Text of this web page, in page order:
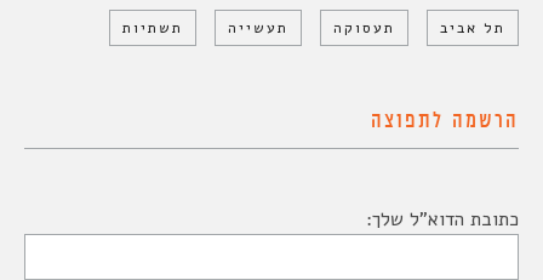
תל אביב תעסוקה תעשייה תשתיות
הרשמה לתפוצה
כתובת הדוא"ל שלך: